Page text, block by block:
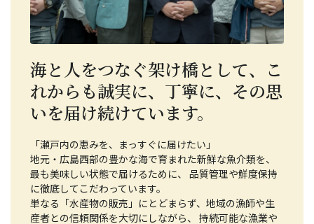
海と人をつなぐ架け橋として、こ
れからも誠実に、丁寧に、その思
いを届け続けています。
「瀬戸内の恵みを、まっすぐに届けたい」
地元・広島西部の豊かな海で育まれた新鮮な魚介類を、
最も美味しい状態で届けるために、 品質管理や鮮度保持
に徹底してこだわっています。
単なる「水産物の販売」にとどまらず、地域の漁師や生
産者との信頼関係を大切にしながら、 持続可能な漁業や